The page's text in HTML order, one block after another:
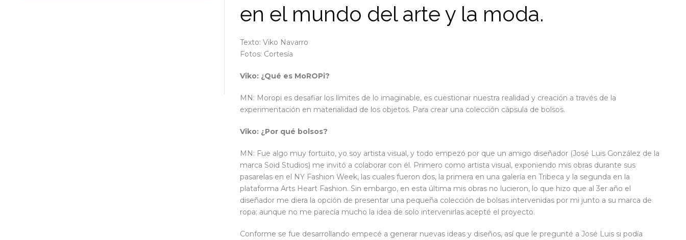
en el mundo del arte y la moda.
Texto: Viko Navarro
Fotos: Cortesía
Viko: ¿Qué es MoROPi?
MN: Moropi es desafiar los límites de lo imaginable, es cuestionar nuestra realidad y creación a través de la
experimentación en materialidad de los objetos. Para crear una colección cápsula de bolsos.
Viko: ¿Por qué bolsos?
MN: Fue algo muy fortuito, yo soy artista visual, y todo empezó por que un amigo diseñador (José Luis González de la
marca Soid Studios) me invitó a colaborar con él. Primero como artista visual, exponiendo mis obras durante sus
pasarelas en el NY Fashion Week, las cuales fueron dos, la primera en una galería en Tribeca y la segunda en la
plataforma Arts Heart Fashion. Sin embargo, en esta última mis obras no lucieron, lo que hizo que al 3er año el
diseñador me diera la opción de presentar una pequeña colección de bolsas intervenidas por mi junto a su marca de
ropa; aunque no me parecía mucho la idea de solo intervenirlas acepté el proyecto.
Conforme se fue desarrollando empecé a generar nuevas ideas y diseños, así que le pregunté a José Luis si podía